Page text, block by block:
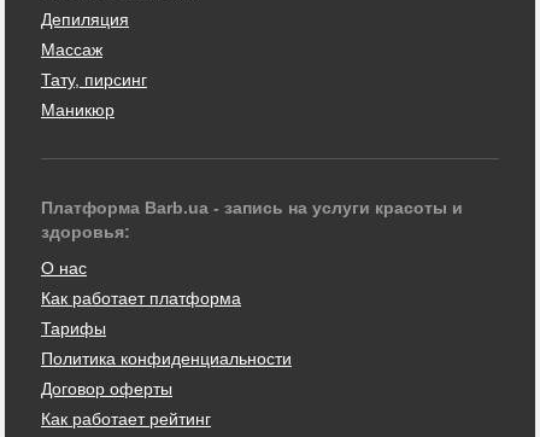
Депиляция
Массаж
Тату, пирсинг
Маникюр
Платформа Barb.ua - запись на услуги красоты и
здоровья:
О нас
Как работает платформа
Тарифы
Политика конфиденциальности
Договор оферты
Как работает рейтинг